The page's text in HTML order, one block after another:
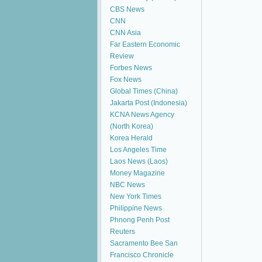
CBS News
CNN
CNN Asia
Far Eastern Economic
Review
Forbes News
Fox News
Global Times (China)
Jakarta Post (Indonesia)
KCNA News Agency
(North Korea)
Korea Herald
Los Angeles Time
Laos News (Laos)
Money Magazine
NBC News
New York Times
Philippine News
Phnong Penh Post
Reuters
Sacramento Bee San
Francisco Chronicle